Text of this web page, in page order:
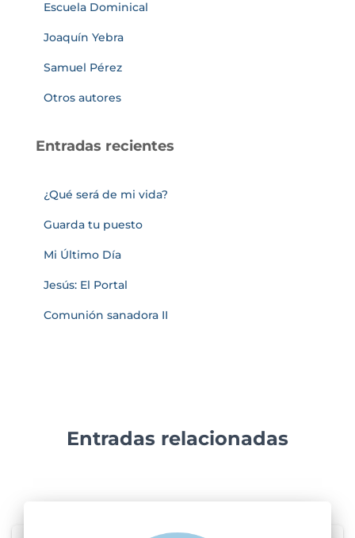
Escuela Dominical
Joaquín Yebra
Samuel Pérez
Otros autores
Entradas recientes
¿Qué será de mi vida?
Guarda tu puesto
Mi Último Día
Jesús: El Portal
Comunión sanadora II
Entradas relacionadas